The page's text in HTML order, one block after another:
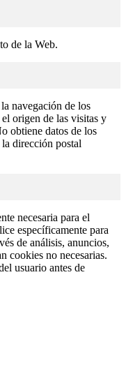
de la Web.
navegación de los
origen de las visitas y
obtiene datos de los
dirección postal
necesaria para el
específicamente para
de análisis, anuncios,
cookies no necesarias.
usuario antes de